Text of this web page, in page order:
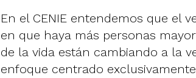
En el CENIE entendemos que el
en que haya más personas
de la vida están cambiando a la
enfoque centrado